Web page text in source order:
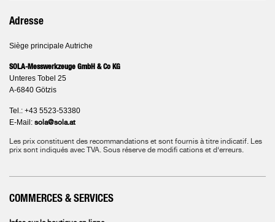
Adresse
Siège principale Autriche
SOLA-Messwerkzeuge GmbH & Co KG
Unteres Tobel 25
A-6840 Götzis
Tel.: +43 5523-53380
E-Mail: sola@sola.at
Les prix constituent des recommandations et sont fournis à titre indicatif. Les
prix sont indiqués avec TVA. Sous réserve de modifi cations et d‘erreurs.
COMMERCES & SERVICES